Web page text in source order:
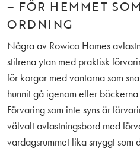
– FÖR HEMMET
ORDNING
Några av Rowico Homes
stilrena ytan med praktisk
för korgar med vantarna som
hunnit gå igenom eller
Förvaring som inte syns är
välvalt avlastningsbord med
vardagsrummet lika snyggt som